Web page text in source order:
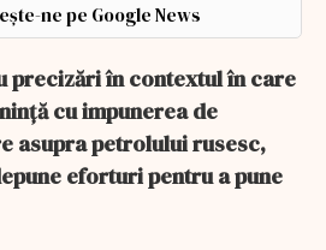
ne pe Google News
precizări în contextul în care
cu impunerea de
asupra petrolului rusesc,
eforturi pentru a pune